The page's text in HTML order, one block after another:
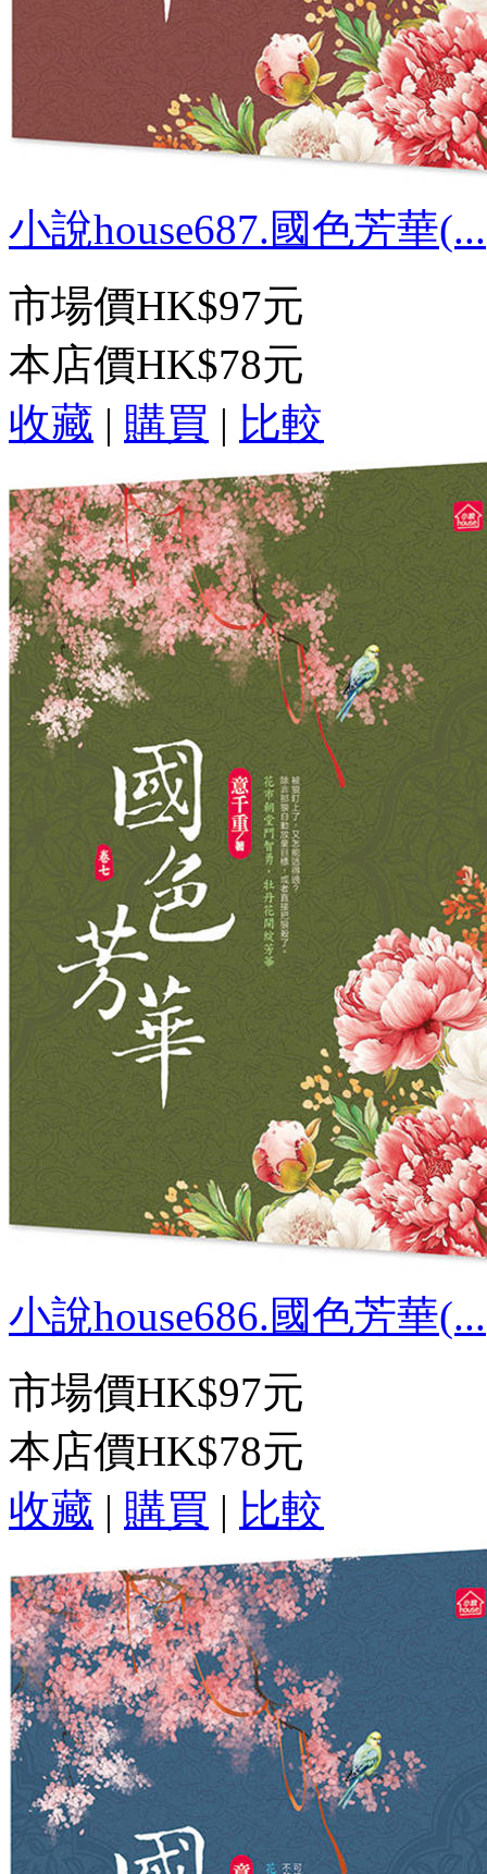
小說house687.國色芳華(...
市場價HK$97元
本店價HK$78元
收藏 | 購買 | 比較
小說house686.國色芳華(...
市場價HK$97元
本店價HK$78元
收藏 | 購買 | 比較